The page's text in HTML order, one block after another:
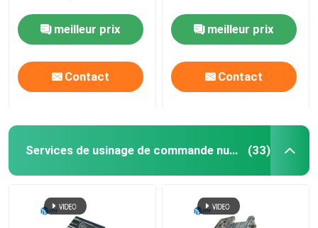
Services d'électroérosion à fil
Services de traitement de surface
meilleur prix
Contact
meilleur prix
Contact
Services de usinage de commande numérique par ordinateur d'acier inoxydable (33)